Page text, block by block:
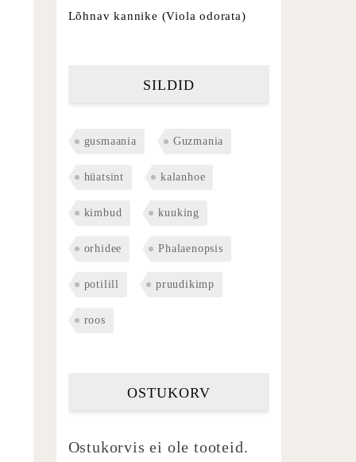
Lõhnav kannike (Viola odorata)
SILDID
gusmaania Guzmania
hüatsint kalanhoe
kimbud kuuking
orhidee Phalaenopsis
potilill pruudikimp
roos
OSTUKORV
Ostukorvis ei ole tooteid.